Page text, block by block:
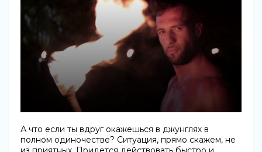
А что если ты вдруг окажешься в джунглях в
полном одиночестве? Ситуация, прямо скажем, не